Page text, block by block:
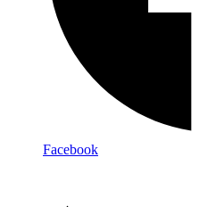
Facebook